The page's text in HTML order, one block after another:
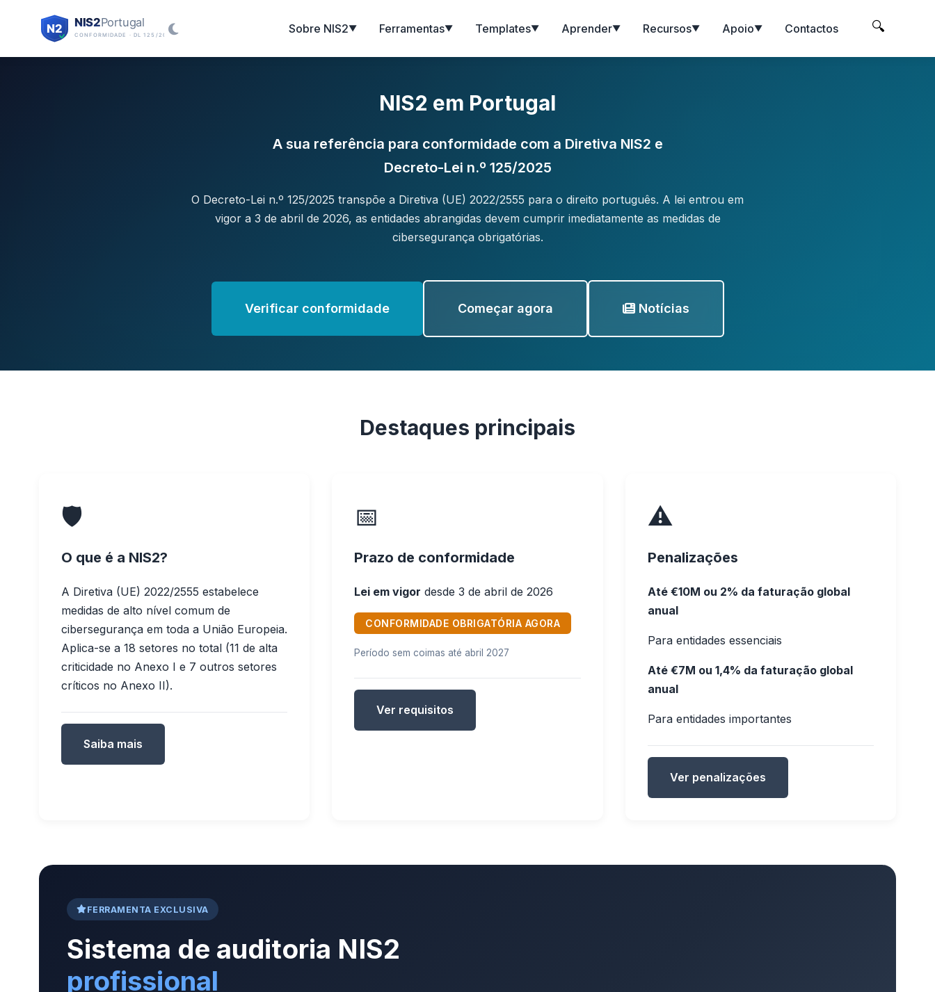
Sobre NIS2▼ Ferramentas▼ Templates▼ Aprender▼ Recursos▼ Apoio▼ Contactos 🔍
NIS2 em Portugal
A sua referência para conformidade com a Diretiva NIS2 e
Decreto-Lei n.º 125/2025
O Decreto-Lei n.º 125/2025 transpõe a Diretiva (UE) 2022/2555 para o direito português. A lei entrou em
vigor a 3 de abril de 2026, as entidades abrangidas devem cumprir imediatamente as medidas de
cibersegurança obrigatórias.
Verificar conformidade Começar agora Notícias
Destaques principais
🛡️
O que é a NIS2?
A Diretiva (UE) 2022/2555 estabelece
medidas de alto nível comum de
cibersegurança em toda a União Europeia.
Aplica-se a 18 setores no total (11 de alta
criticidade no Anexo I e 7 outros setores
críticos no Anexo II).
Saiba mais
📅
Prazo de conformidade
Lei em vigor desde 3 de abril de 2026
CONFORMIDADE OBRIGATÓRIA AGORA
Período sem coimas até abril 2027
Ver requisitos
⚠️
Penalizações
Até €10M ou 2% da faturação global
anual
Para entidades essenciais
Até €7M ou 1,4% da faturação global
anual
Para entidades importantes
Ver penalizações
FERRAMENTA EXCLUSIVA
Sistema de auditoria NIS2
profissional